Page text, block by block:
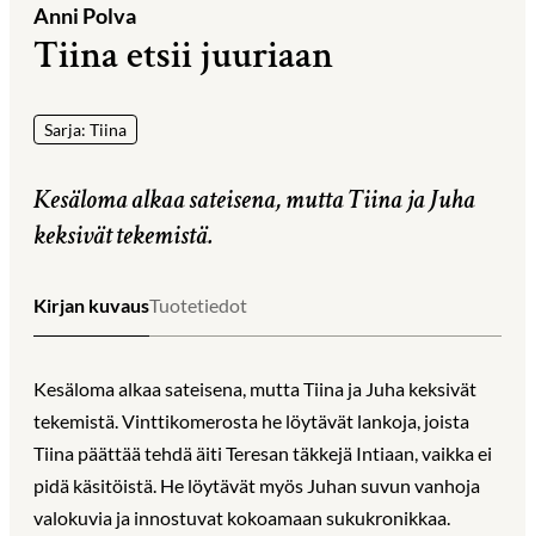
Anni Polva
Tiina etsii juuriaan
Sarja: Tiina
Kesäloma alkaa sateisena, mutta Tiina ja Juha
keksivät tekemistä.
Kirjan kuvausTuotetiedot
Kesäloma alkaa sateisena, mutta Tiina ja Juha keksivät
tekemistä. Vinttikomerosta he löytävät lankoja, joista
Tiina päättää tehdä äiti Teresan täkkejä Intiaan, vaikka ei
pidä käsitöistä. He löytävät myös Juhan suvun vanhoja
valokuvia ja innostuvat kokoamaan sukukronikkaa.